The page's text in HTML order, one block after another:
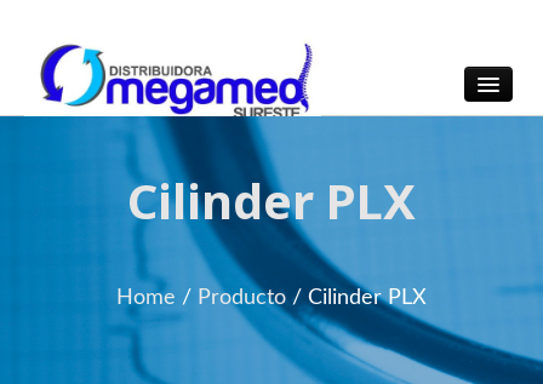
OmegaMed Sureste
OmegaMed Sureste
Cilinder PLX
Home / Producto / Cilinder PLX